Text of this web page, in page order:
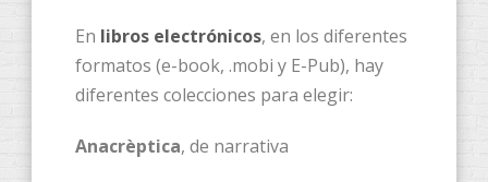
En libros electrónicos, en los diferentes
formatos (e-book, .mobi y E-Pub), hay
diferentes colecciones para elegir:
Anacrèptica, de narrativa